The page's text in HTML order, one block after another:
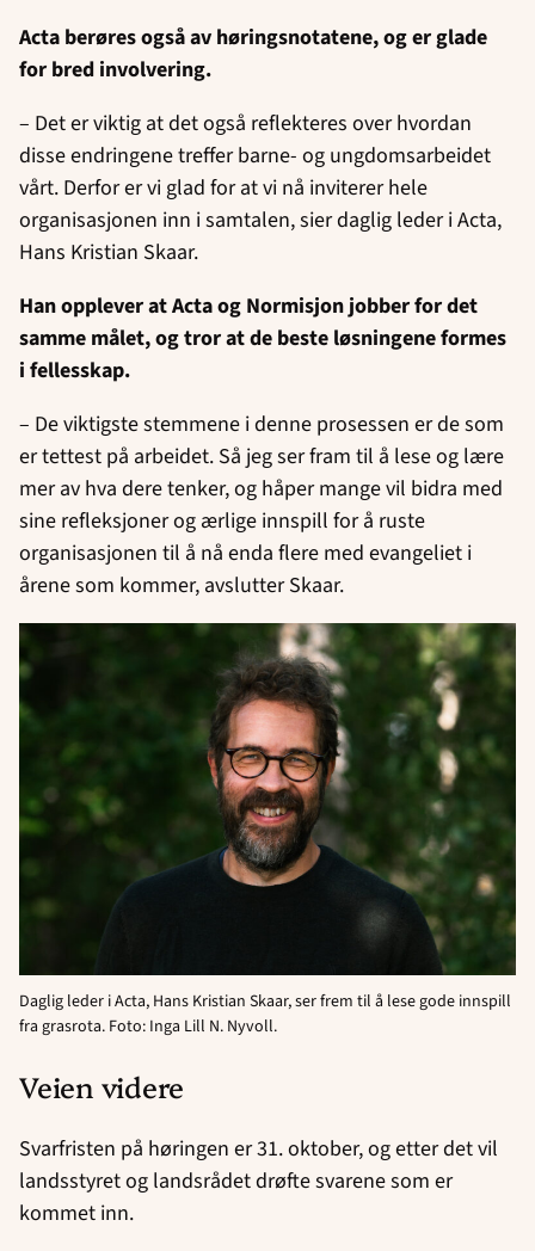
Acta berøres også av høringsnotatene, og er glade
for bred involvering.
– Det er viktig at det også reflekteres over hvordan
disse endringene treffer barne- og ungdomsarbeidet
vårt. Derfor er vi glad for at vi nå inviterer hele
organisasjonen inn i samtalen, sier daglig leder i Acta,
Hans Kristian Skaar.
Han opplever at Acta og Normisjon jobber for det
samme målet, og tror at de beste løsningene formes
i fellesskap.
– De viktigste stemmene i denne prosessen er de som
er tettest på arbeidet. Så jeg ser fram til å lese og lære
mer av hva dere tenker, og håper mange vil bidra med
sine refleksjoner og ærlige innspill for å ruste
organisasjonen til å nå enda flere med evangeliet i
årene som kommer, avslutter Skaar.
Daglig leder i Acta, Hans Kristian Skaar, ser frem til å lese gode innspill
fra grasrota. Foto: Inga Lill N. Nyvoll.
Veien videre
Svarfristen på høringen er 31. oktober, og etter det vil
landsstyret og landsrådet drøfte svarene som er
kommet inn.